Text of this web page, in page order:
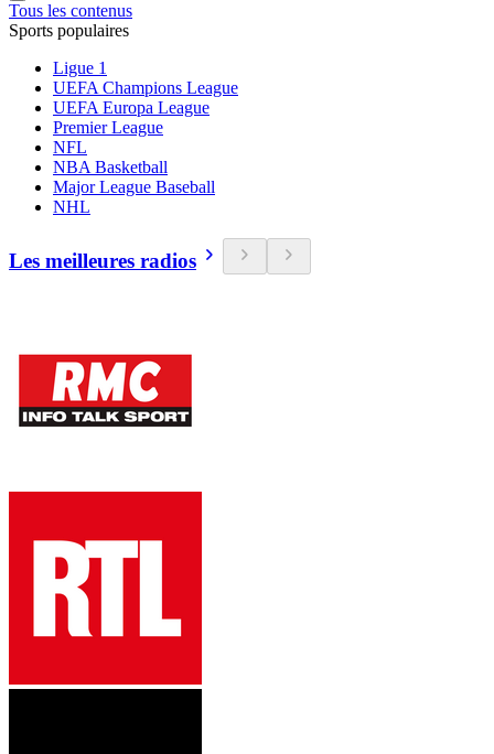
Tous les contenus
Sports populaires
Ligue 1
UEFA Champions League
UEFA Europa League
Premier League
NFL
NBA Basketball
Major League Baseball
NHL
Les meilleures radios